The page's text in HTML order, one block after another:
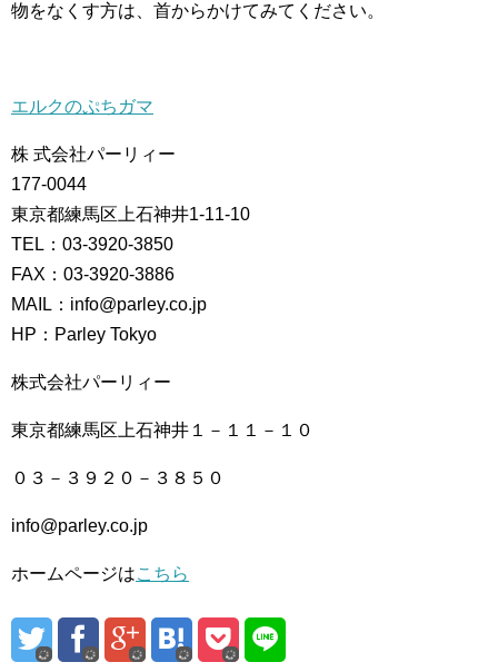
物をなくす方は、首からかけてみてください。
エルクのぷちガマ
株 式会社パーリィー
177-0044
東京都練馬区上石神井1-11-10
TEL：03-3920-3850
FAX：03-3920-3886
MAIL：info@parley.co.jp
HP：Parley Tokyo
株式会社パーリィー
東京都練馬区上石神井１－１１－１０
０３－３９２０－３８５０
info@parley.co.jp
ホームページはこちら